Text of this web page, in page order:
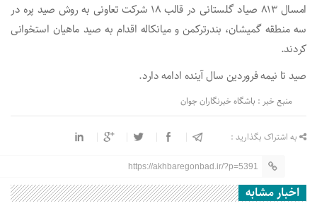
امسال ۸۱۳ صیاد گلستانی در قالب ۱۸ شرکت تعاونی به روش صید پره در
سه منطقه گمیشان، بندرترکمن و میانکاله اقدام به صید ماهیان استخوانی
کردند.
صید تا نیمه فروردین سال آینده ادامه دارد.
منبع خبر : باشگاه خبرنگاران جوان
به اشتراک بگذارید :
https://akhbaregonbad.ir/?p=5391
اخبار مشابه